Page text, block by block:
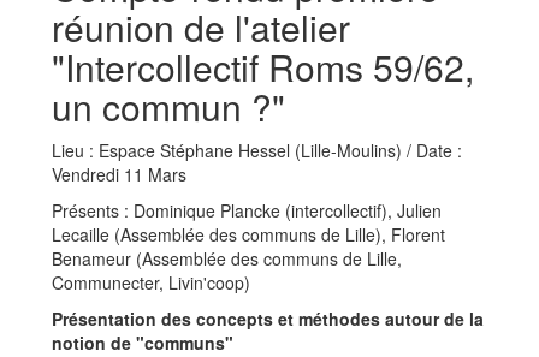
réunion de l'atelier
"Intercollectif Roms 59/62,
un commun ?"
Lieu : Espace Stéphane Hessel (Lille-Moulins) / Date :
Vendredi 11 Mars
Présents : Dominique Plancke (intercollectif), Julien
Lecaille (Assemblée des communs de Lille), Florent
Benameur (Assemblée des communs de Lille,
Communecter, Livin'coop)
Présentation des concepts et méthodes autour de la
notion de "communs"